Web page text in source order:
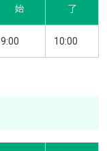
始
了
9:00 10:00